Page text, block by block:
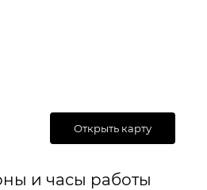
Открыть карту
и часы работы